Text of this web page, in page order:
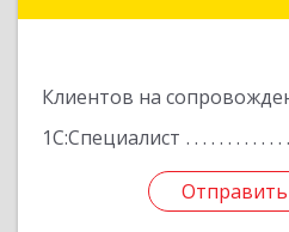
Клиентов на
1С:Специалист
Отправить
Отправить